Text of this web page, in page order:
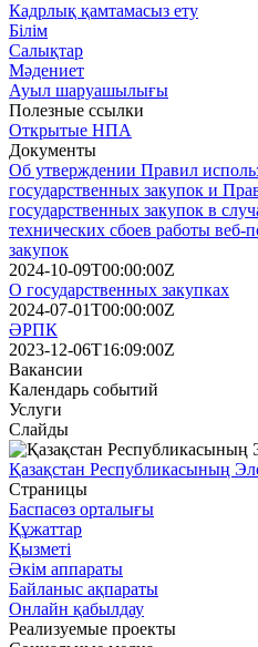
Кадрлық қамтамасыз ету
Білім
Салықтар
Мәдениет
Ауыл шаруашылығы
Полезные ссылки
Открытые НПА
Документы
Об утверждении Правил
государственных закупок и
государственных закупок в
технических сбоев работы веб-
закупок
2024-10-09T00:00:00Z
О государственных закупках
2024-07-01T00:00:00Z
ӘРПК
2023-12-06T16:09:00Z
Вакансии
Календарь событий
Услуги
Слайды
Қазақстан Республикасының
Страницы
Баспасөз орталығы
Құжаттар
Қызметі
Әкім аппараты
Байланыс ақпараты
Онлайн қабылдау
Реализуемые проекты